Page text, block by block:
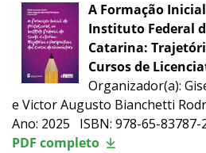
A Formação
Instituto Federal
Catarina:
Cursos de
Organizador(a):
e Victor Augusto Bianchetti
Ano: 2025 ISBN: 978-65-83787-
PDF completo